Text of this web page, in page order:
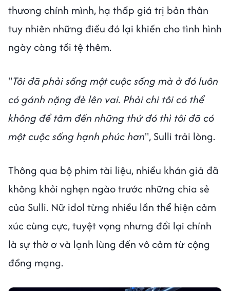
thương chính mình, hạ thấp giá trị bản thân
tuy nhiên những điều đó lại khiến cho tình hình
ngày càng tồi tệ thêm.
"Tôi đã phải sống một cuộc sống mà ở đó luôn
có gánh nặng đè lên vai. Phải chi tôi có thể
không để tâm đến những thứ đó thì tôi đã có
một cuộc sống hạnh phúc hơn", Sulli trải lòng.
Thông qua bộ phim tài liệu, nhiều khán giả đã
không khỏi nghẹn ngào trước những chia sẻ
của Sulli. Nữ idol từng nhiều lần thể hiện cảm
xúc cùng cực, tuyệt vọng nhưng đổi lại chính
là sự thờ ơ và lạnh lùng đến vô cảm từ cộng
đồng mạng.